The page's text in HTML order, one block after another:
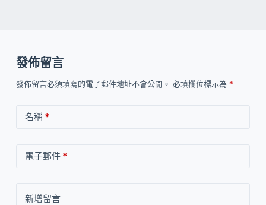
發佈留言
發佈留言必須填寫的電子郵件地址不會公開。 必填欄位標示為 *
名稱*
電子郵件*
新增留言